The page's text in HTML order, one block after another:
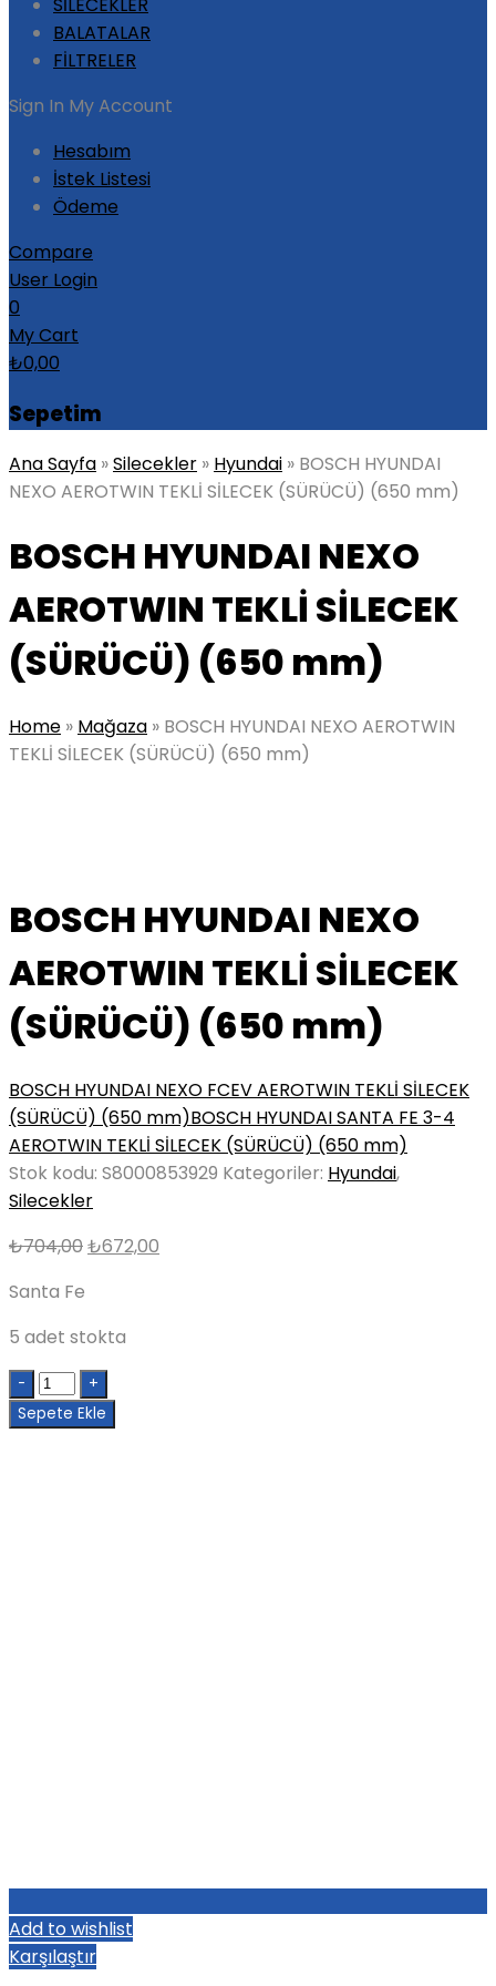
BALATALAR
FİLTRELER
Sign In My Account
Hesabım
İstek Listesi
Ödeme
Compare
User Login
0
My Cart
₺0,00
Sepetim
Ana Sayfa »Silecekler » Hyundai » BOSCH HYUNDAI
NEXO AEROTWIN TEKLİ SİLECEK (SÜRÜCÜ) (650 mm)
BOSCH HYUNDAI NEXO
AEROTWIN TEKLİ SİLECEK
(SÜRÜCÜ) (650 mm)
Home » Mağaza » BOSCH HYUNDAI NEXO AEROTWIN
TEKLİ SİLECEK (SÜRÜCÜ) (650 mm)
BOSCH HYUNDAI NEXO
AEROTWIN TEKLİ SİLECEK
(SÜRÜCÜ) (650 mm)
BOSCH HYUNDAI NEXO FCEV AEROTWIN TEKLİ SİLECEK
(SÜRÜCÜ) (650 mm)BOSCH HYUNDAI SANTA FE 3-4
AEROTWIN TEKLİ SİLECEK (SÜRÜCÜ) (650 mm)
Stok kodu: S8000853929 Kategoriler: Hyundai,
Silecekler
₺704,00Orijinal
₺672,00
Santa Fe
5 adet stokta
Quantity
Sepete Ekle
Add to wishlist
Karşılaştır